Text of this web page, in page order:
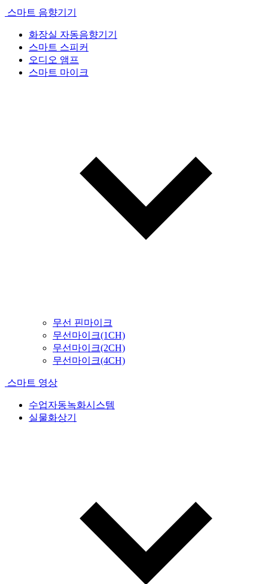
스마트 음향기기
화장실 자동음향기기
스마트 스피커
오디오 앰프
스마트 마이크
무선 핀마이크
무선마이크(1CH)
무선마이크(2CH)
무선마이크(4CH)
스마트 영상
수업자동녹화시스템
실물화상기